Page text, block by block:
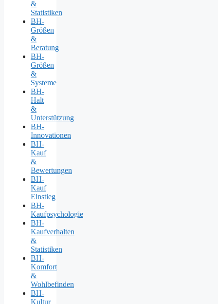
&
Statistiken
BH-
Größen
&
Beratung
BH-
Größen
&
Systeme
BH-
Halt
&
Unterstützung
BH-
Innovationen
BH-
Kauf
&
Bewertungen
BH-
Kauf
Einstieg
BH-
Kaufpsychologie
BH-
Kaufverhalten
&
Statistiken
BH-
Komfort
&
Wohlbefinden
BH-
Kultur